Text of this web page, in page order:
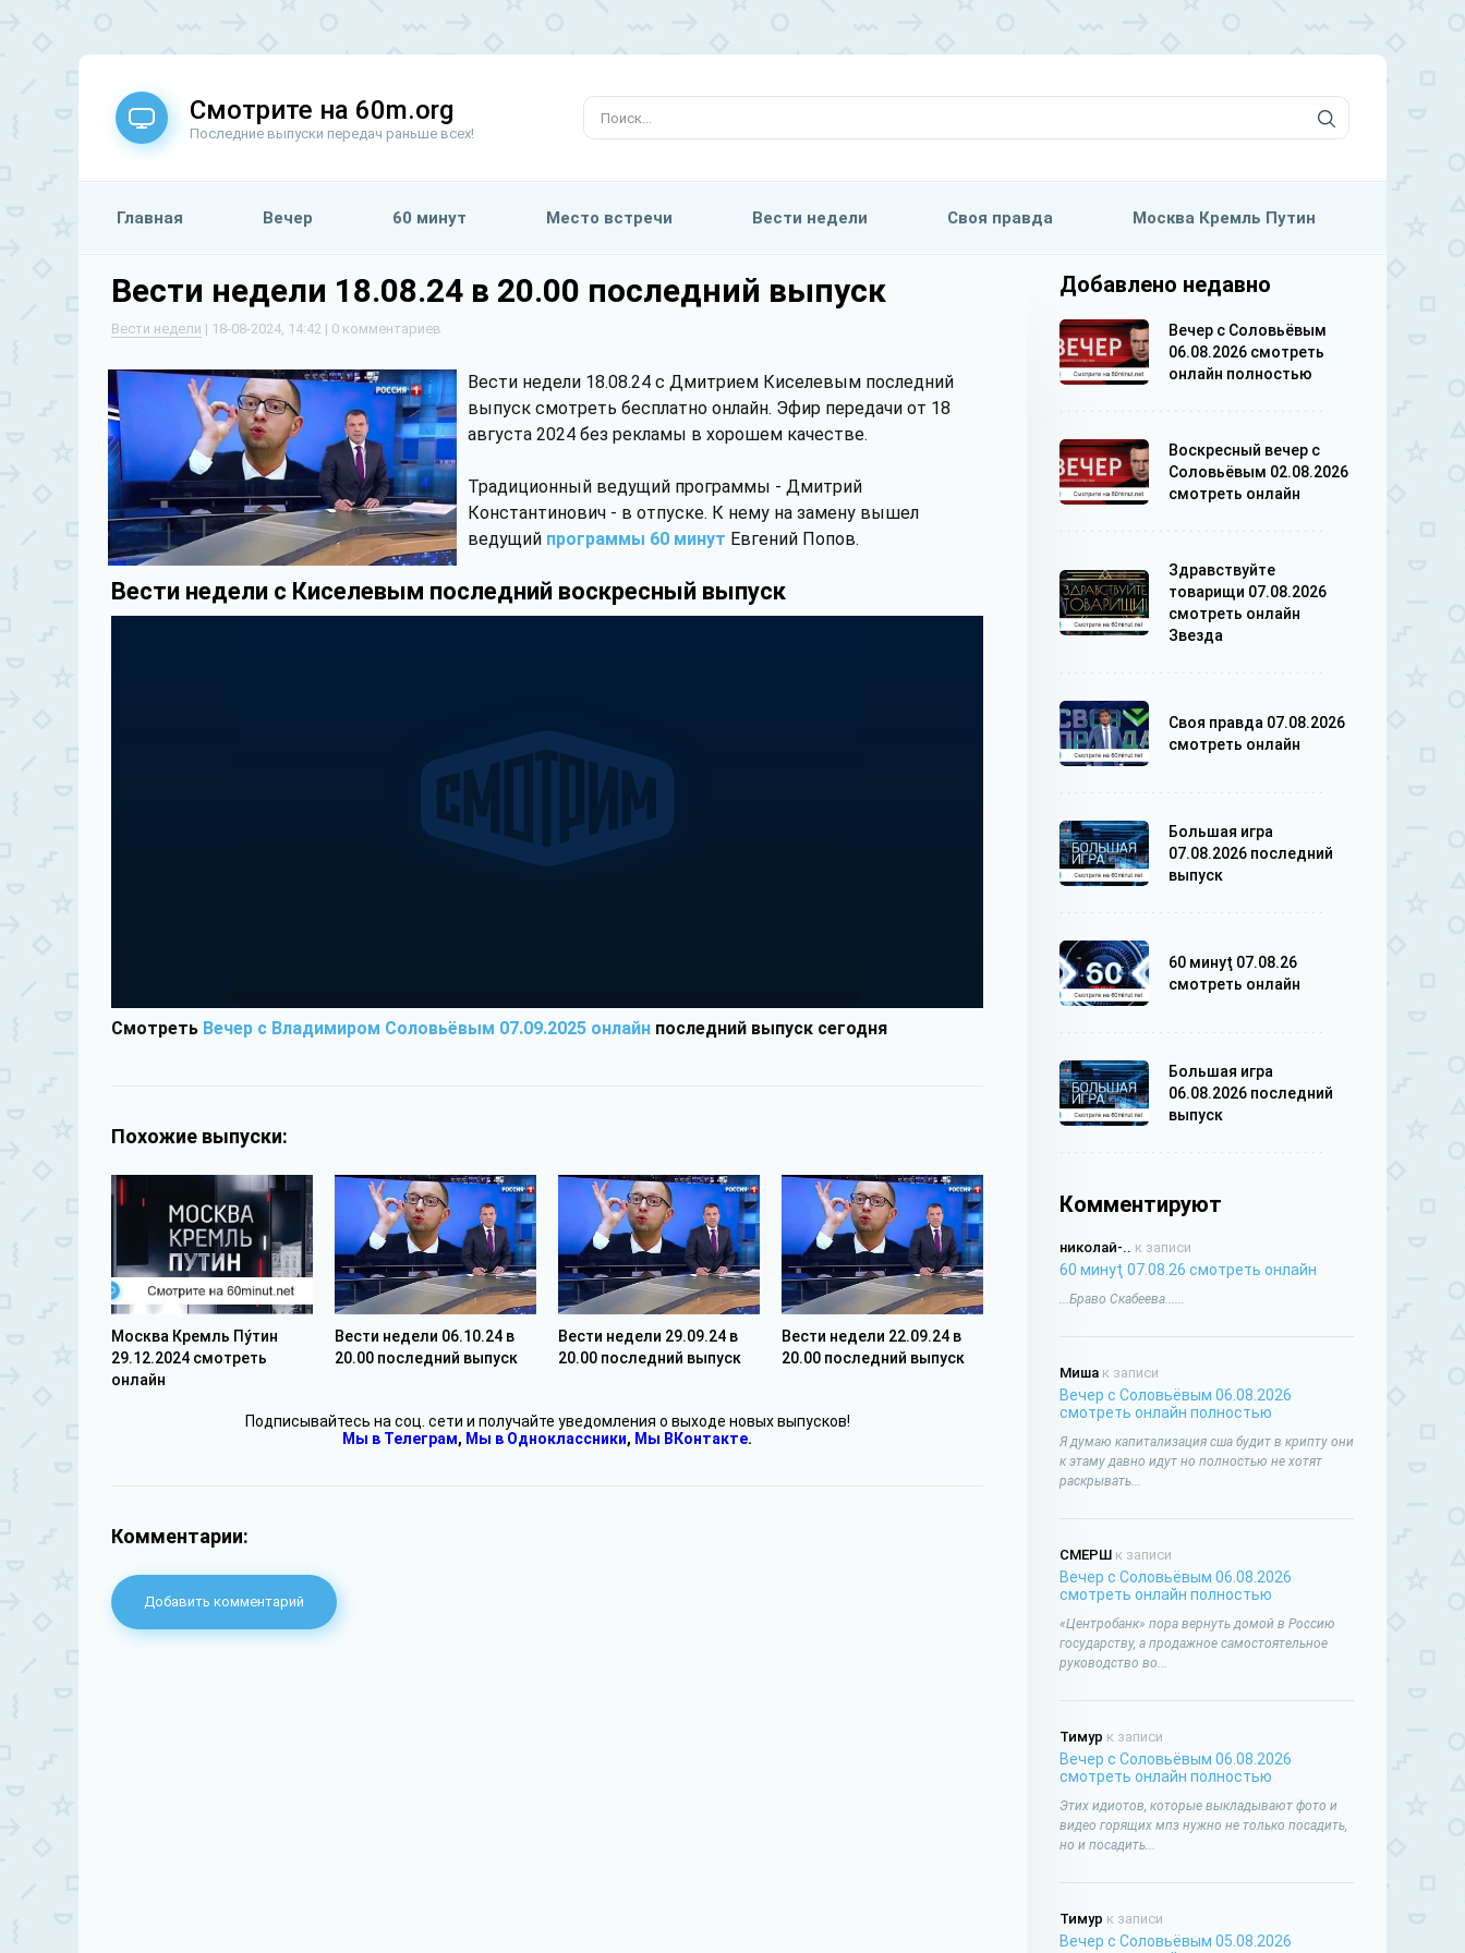
Смотрите на 60m.org
Последние выпуски передач раньше всех!
Главная Вечер 60 минут Место встречи Вести недели Своя правда Москва Кремль Путин
Вести недели 18.08.24 в 20.00 последний выпуск
Вести недели | 18-08-2024, 14:42 | 0 комментариев
Вести недели 18.08.24 с Дмитрием Киселевым последний
выпуск смотреть бесплатно онлайн. Эфир передачи от 18
августа 2024 без рекламы в хорошем качестве.
Традиционный ведущий программы - Дмитрий
Константинович - в отпуске. К нему на замену вышел
ведущий программы 60 минут Евгений Попов.
Вести недели с Киселевым последний воскресный выпуск
Смотреть Вечер с Владимиром Соловьёвым 07.09.2025 онлайн последний выпуск сегодня
Похожие выпуски:
Москва Кремль Пýтин
29.12.2024 смотреть
онлайн
Вести недели 06.10.24 в
20.00 последний выпуск
Вести недели 29.09.24 в
20.00 последний выпуск
Вести недели 22.09.24 в
20.00 последний выпуск
Подписывайтесь на соц. сети и получайте уведомления о выходе новых выпусков!
Мы в Телеграм, Мы в Одноклассники, Мы ВКонтакте.
Комментарии:
Добавить комментарий
Добавлено недавно
Вечер с Соловьёвым
06.08.2026 смотреть
онлайн полностью
Воскресный вечер с
Соловьёвым 02.08.2026
смотреть онлайн
Здравствуйте
товарищи 07.08.2026
смотреть онлайн
Звезда
Своя правда 07.08.2026
смотреть онлайн
Большая игра
07.08.2026 последний
выпуск
60 минуţ 07.08.26
смотреть онлайн
Большая игра
06.08.2026 последний
выпуск
Комментируют
николай-.. к записи
60 минуţ 07.08.26 смотреть онлайн
...Браво Скабеева......
Миша к записи
Вечер с Соловьёвым 06.08.2026
смотреть онлайн полностью
Я думаю капитализация сша будит в крипту они
к этаму давно идут но полностью не хотят
раскрывать...
СМЕРШ к записи
Вечер с Соловьёвым 06.08.2026
смотреть онлайн полностью
«Центробанк» пора вернуть домой в Россию
государству, а продажное самостоятельное
руководство во...
Тимур к записи
Вечер с Соловьёвым 06.08.2026
смотреть онлайн полностью
Этих идиотов, которые выкладывают фото и
видео горящих мпз нужно не только посадить,
но и посадить...
Тимур к записи
Вечер с Соловьёвым 05.08.2026